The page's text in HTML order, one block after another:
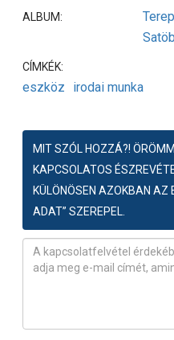
ALBUM:
CÍMKÉK:
eszköz irodai munka
MIT SZÓL HOZZÁ?!
KAPCSOLATOS
KÜLÖNÖSEN AZOKBAN AZ
ADAT” SZEREPEL.